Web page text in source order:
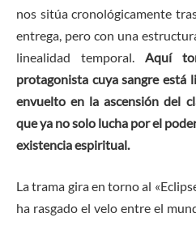
nos sitúa cronológicamente
entrega, pero con una
linealidad temporal. Aquí
protagonista cuya sangre está
envuelto en la ascensión del
que ya no solo lucha por el
existencia espiritual.
La trama gira en torno al
ha rasgado el velo entre el